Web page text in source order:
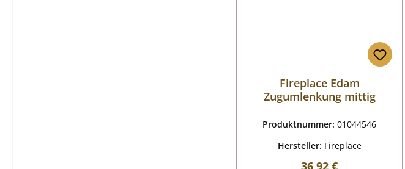
Fireplace Edam
Zugumlenkung mittig
Produktnummer:01044546
Hersteller: Fireplace
Regulärer Preis:
36,92 €